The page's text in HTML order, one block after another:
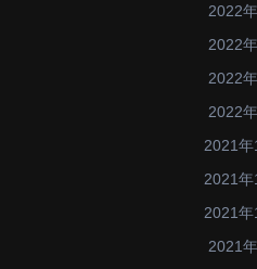
2022
2022
2022
2022
2021年
2021年
2021年
2021